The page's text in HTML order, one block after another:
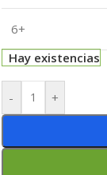
6+
Hay existencias
- +